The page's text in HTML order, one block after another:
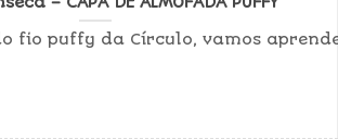
fio puffy da Círculo, vamos